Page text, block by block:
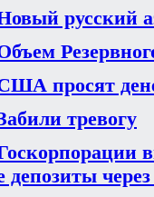
русский
просят
тревогу
депозиты